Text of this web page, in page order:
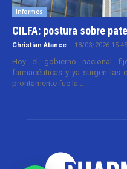
Informes
CILFA: postura sobre
Christian Atance - 18/03/2026 15:45
Hoy el gobierno nacional
farmacéuticas y ya surgen las
prontamente fue la...